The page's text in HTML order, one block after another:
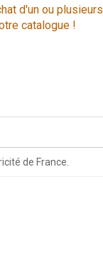
d'un ou
catalogue !
de France.